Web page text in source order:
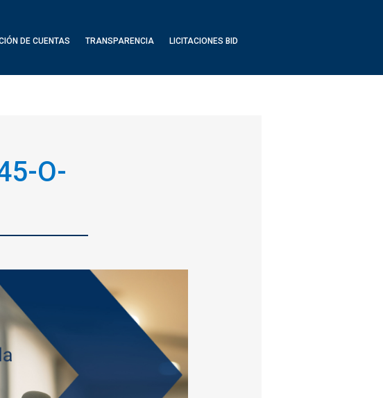
DE CUENTAS TRANSPARENCIA LICITACIONES BID
O-